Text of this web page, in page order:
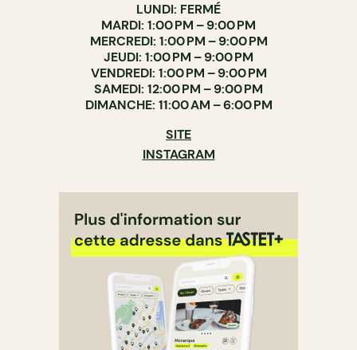
LUNDI: FERMÉ
MARDI: 1:00 PM – 9:00 PM
MERCREDI: 1:00 PM – 9:00 PM
JEUDI: 1:00 PM – 9:00 PM
VENDREDI: 1:00 PM – 9:00 PM
SAMEDI: 12:00 PM – 9:00 PM
DIMANCHE: 11:00 AM – 6:00 PM
SITE
INSTAGRAM